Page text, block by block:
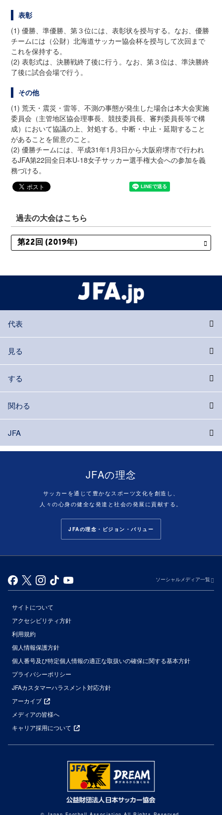
表彰
(1) 優勝、準優勝、第３位には、表彰状を授与する。なお、優勝
チームには（公財）北海道サッカー協会杯を授与して次回まで
これを保持する。
(2) 表彰式は、決勝戦終了後に行う。なお、第３位は、準決勝終
了後に試合会場で行う。
その他
(1) 荒天・震災・雷等、不測の事態が発生した場合は本大会実施
委員会（主管地区協会理事長、競技委員長、審判委員長等で構
成）において協議の上、対処する。中断・中止・延期すること
があることを留意のこと。
(2) 優勝チームには、平成31年1月3日から大阪府堺市で行われ
るJFA第22回全日本U-18女子サッカー選手権大会への参加を義
務づける。
過去の大会はこちら
代表
見る
する
関わる
JFA
JFAの理念
サッカーを通じて豊かなスポーツ文化を創造し、
人々の心身の健全な発達と社会の発展に貢献する。
JFAの理念・ビジョン・バリュー
ソーシャルメディア一覧
サイトについて
アクセシビリティ方針
利用規約
個人情報保護方針
個人番号及び特定個人情報の適正な取扱いの確保に関する基本方針
プライバシーポリシー
JFAカスタマーハラスメント対応方針
アーカイブ
メディアの皆様へ
キャリア採用について